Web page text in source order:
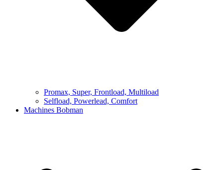
Promax, Super, Frontload, Multiload
Selfload, Powerlead, Comfort
Machines Bobman